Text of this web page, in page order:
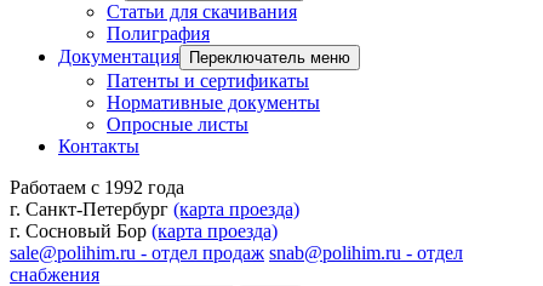
Статьи для скачивания
Полиграфия
Документация
Переключатель меню
Патенты и сертификаты
Нормативные документы
Опросные листы
Контакты
Работаем с 1992 года
г. Санкт-Петербург (карта проезда)
г. Сосновый Бор (карта проезда)
sale@polihim.ru - отдел продаж snab@polihim.ru - отдел
снабжения